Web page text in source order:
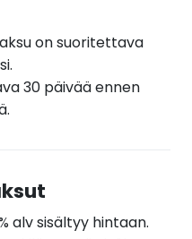
on suoritettava
30 päivää ennen
alv sisältyy hintaan.